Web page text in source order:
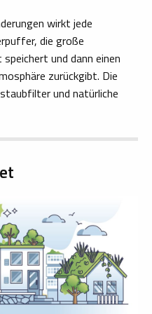
wirkt jede
die große
und dann einen
zurückgibt. Die
und natürliche